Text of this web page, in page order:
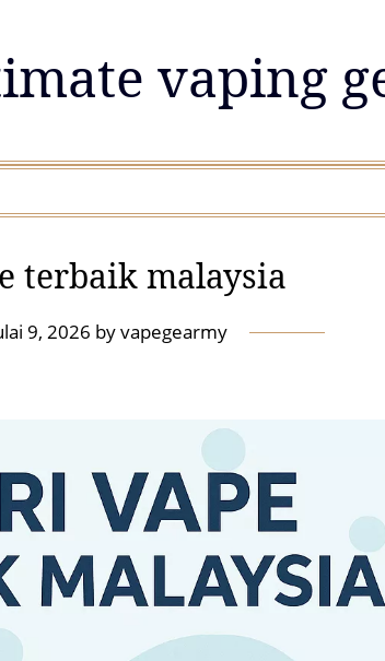
vaping
terbaik malaysia
9, 2026 byvapegearmy